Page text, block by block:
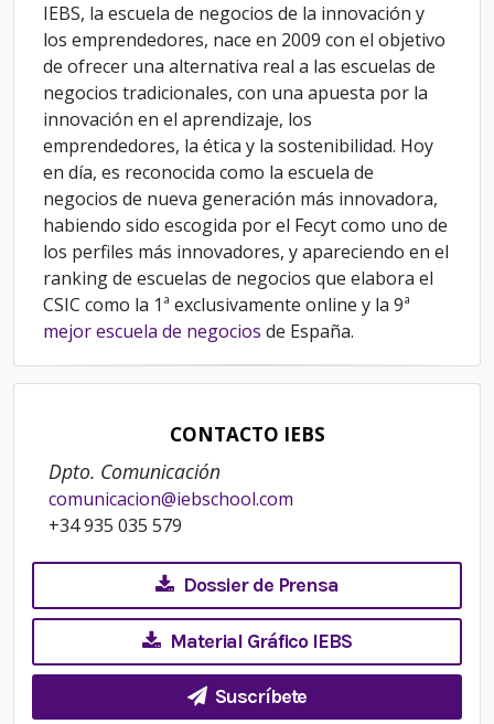
IEBS, la escuela de negocios de la innovación y
los emprendedores, nace en 2009 con el objetivo
de ofrecer una alternativa real a las escuelas de
negocios tradicionales, con una apuesta por la
innovación en el aprendizaje, los
emprendedores, la ética y la sostenibilidad. Hoy
en día, es reconocida como la escuela de
negocios de nueva generación más innovadora,
habiendo sido escogida por el Fecyt como uno de
los perfiles más innovadores, y apareciendo en el
ranking de escuelas de negocios que elabora el
CSIC como la 1ª exclusivamente online y la 9ª
mejor escuela de negocios de España.
CONTACTO IEBS
Dpto. Comunicación
comunicacion@iebschool.com
+34 935 035 579
Dossier de Prensa
Material Gráfico IEBS
Suscríbete